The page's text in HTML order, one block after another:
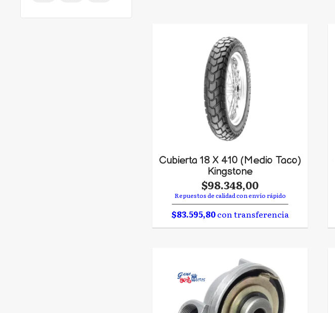
Cubierta 18 X 410 (Medio Taco)
Kingstone
$98.348,00
Repuestos de calidad con envío rápido
$83.595,80con transferencia